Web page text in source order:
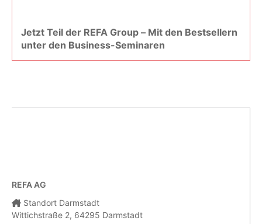
Jetzt Teil der REFA Group – Mit den Bestsellern
unter den Business-Seminaren
REFA AG
Standort Darmstadt
Wittichstraße 2, 64295 Darmstadt